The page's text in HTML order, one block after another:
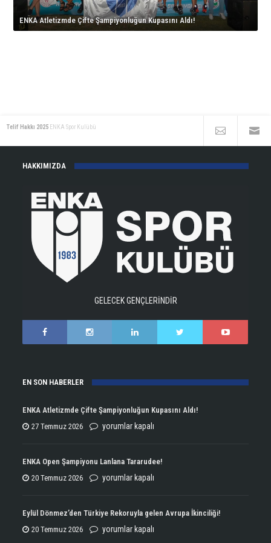
ENKA Atletizmde Çifte Şampiyonluğun Kupasını Aldı!
için
çıkıyor!
Telif Hakkı 2025 ENKA Spor Kulübü
HAKKIMIZDA
GELECEK GENÇLERİNDİR
EN SON HABERLER
ENKA Atletizmde Çifte Şampiyonluğun Kupasını Aldı!
27 Temmuz 2026
ENKA
Çifte
Şampiyonluğun
yorumlar kapalı
ENKA Open Şampiyonu Lanlana Tararudee!
20 Temmuz 2026
ENKA
Şampiyonu
Lanlana
yorumlar kapalı
Eylül Dönmez’den Türkiye Rekoruyla gelen Avrupa İkinciliği!
20 Temmuz 2026
Eylül
yorumlar kapalı